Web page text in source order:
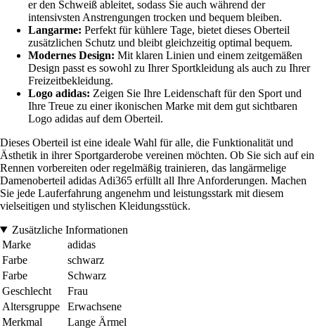
er den Schweiß ableitet, sodass Sie auch während der
intensivsten Anstrengungen trocken und bequem bleiben.
Langarme: Perfekt für kühlere Tage, bietet dieses Oberteil
zusätzlichen Schutz und bleibt gleichzeitig optimal bequem.
Modernes Design: Mit klaren Linien und einem zeitgemäßen
Design passt es sowohl zu Ihrer Sportkleidung als auch zu Ihrer
Freizeitbekleidung.
Logo adidas: Zeigen Sie Ihre Leidenschaft für den Sport und
Ihre Treue zu einer ikonischen Marke mit dem gut sichtbaren
Logo adidas auf dem Oberteil.
Dieses Oberteil ist eine ideale Wahl für alle, die Funktionalität und
Ästhetik in ihrer Sportgarderobe vereinen möchten. Ob Sie sich auf ein
Rennen vorbereiten oder regelmäßig trainieren, das langärmelige
Damenoberteil adidas Adi365 erfüllt all Ihre Anforderungen. Machen
Sie jede Lauferfahrung angenehm und leistungsstark mit diesem
vielseitigen und stylischen Kleidungsstück.
Zusätzliche Informationen
Marke
adidas
Farbe
schwarz
Farbe
Schwarz
Geschlecht
Frau
Altersgruppe
Erwachsene
Merkmal
Lange Ärmel